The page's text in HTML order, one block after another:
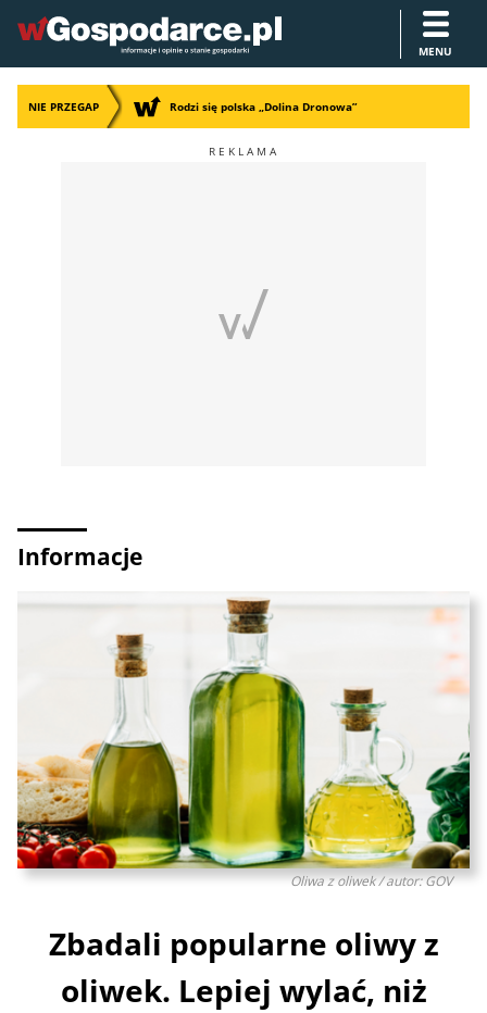
MENU
NIE PRZEGAP Rodzi się polska „Dolina Dronowa”
Informacje
Oliwa z oliwek / autor: GOV
Zbadali popularne oliwy z
oliwek. Lepiej wylać, niż